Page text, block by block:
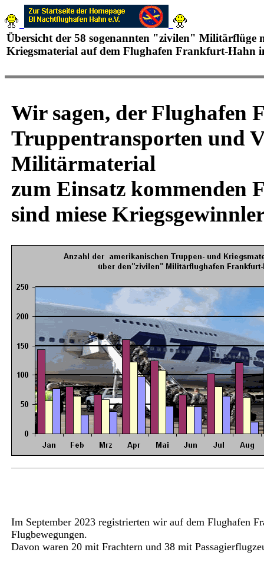
Übersicht der 58 sogenannten "zivilen" Militärflüge
Kriegsmaterial auf dem Flughafen Frankfurt-Hahn
Wir sagen, der Flughafen
Truppentransporten und
Militärmaterial
zum Einsatz kommenden
sind miese
Im September 2023 registrierten wir auf dem Flughafen
Flugbewegungen.
Davon waren 20 mit Frachtern und 38 mit